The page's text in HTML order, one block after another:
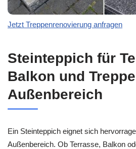
Jetzt Treppenrenovierung anfragen
Steinteppich für
Balkon und
Außenbereich
Ein Steinteppich eignet sich
Außenbereich. Ob Terrasse, Balkon